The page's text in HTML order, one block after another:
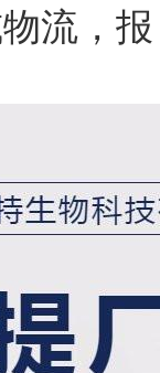
流，报